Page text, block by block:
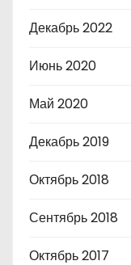
Декабрь 2022
Июнь 2020
Май 2020
Декабрь 2019
Октябрь 2018
Сентябрь 2018
Октябрь 2017